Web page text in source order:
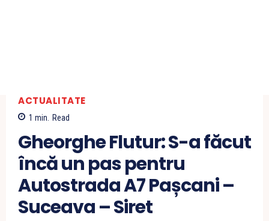
ACTUALITATE
1 min. Read
Gheorghe Flutur: S-a făcut
încă un pas pentru
Autostrada A7 Pașcani –
Suceava – Siret